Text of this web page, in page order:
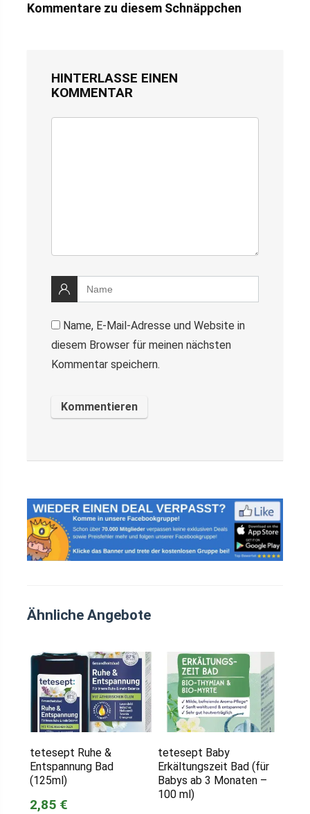
Kommentare zu diesem Schnäppchen
HINTERLASSE EINEN
KOMMENTAR
Name, E-Mail-Adresse und Website in
diesem Browser für meinen nächsten
Kommentar speichern.
Ähnliche Angebote
tetesept Ruhe &
Entspannung Bad
(125ml)
2,85 €
tetesept Baby
Erkältungszeit Bad (für
Babys ab 3 Monaten –
100 ml)